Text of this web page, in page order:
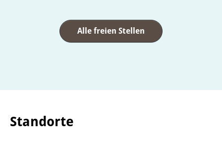
Alle freien Stellen
Standorte